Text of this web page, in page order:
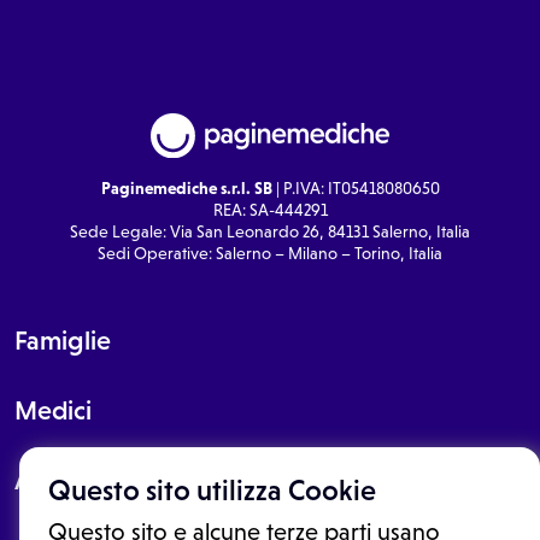
Questo sito utilizza Cookie
Questo sito e alcune terze parti usano
Paginemediche s.r.l. SB| P.IVA: IT05418080650
REA: SA-444291
Sede Legale: Via San Leonardo 26, 84131 Salerno, Italia
Sedi Operative: Salerno – Milano – Torino, Italia
Famiglie
Medici
About